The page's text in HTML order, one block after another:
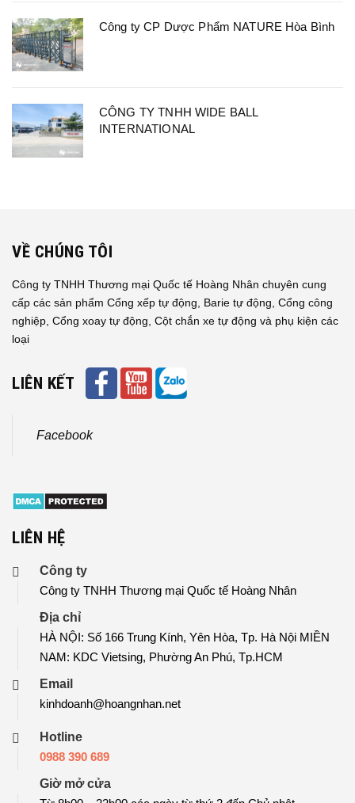
Công ty CP Dược Phẩm NATURE Hòa Bình
CÔNG TY TNHH WIDE BALL
INTERNATIONAL
VỀ CHÚNG TÔI
Công ty TNHH Thương mại Quốc tế Hoàng Nhân chuyên cung
cấp các sản phẩm Cổng xếp tự động, Barie tự động, Cổng công
nghiệp, Cổng xoay tự động, Cột chắn xe tự động và phụ kiện các
loại
LIÊN KẾT
Facebook
LIÊN HỆ
Công ty
Công ty TNHH Thương mại Quốc tế Hoàng Nhân
Địa chỉ
HÀ NỘI: Số 166 Trung Kính, Yên Hòa, Tp. Hà Nội MIỀN
NAM: KDC Vietsing, Phường An Phú, Tp.HCM
Email
kinhdoanh@hoangnhan.net
Hotline
0988 390 689
Giờ mở cửa